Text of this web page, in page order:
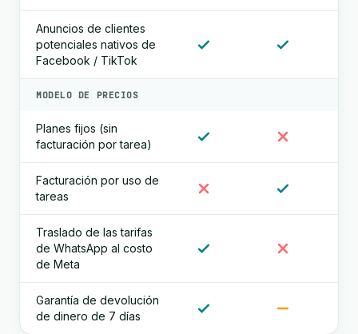
Anuncios de clientes
potenciales nativos de
Facebook / TikTok
MODELO DE PRECIOS
Planes fijos (sin
facturación por tarea)
Facturación por uso de
tareas
Traslado de las tarifas
de WhatsApp al costo
de Meta
Garantía de devolución
de dinero de 7 días